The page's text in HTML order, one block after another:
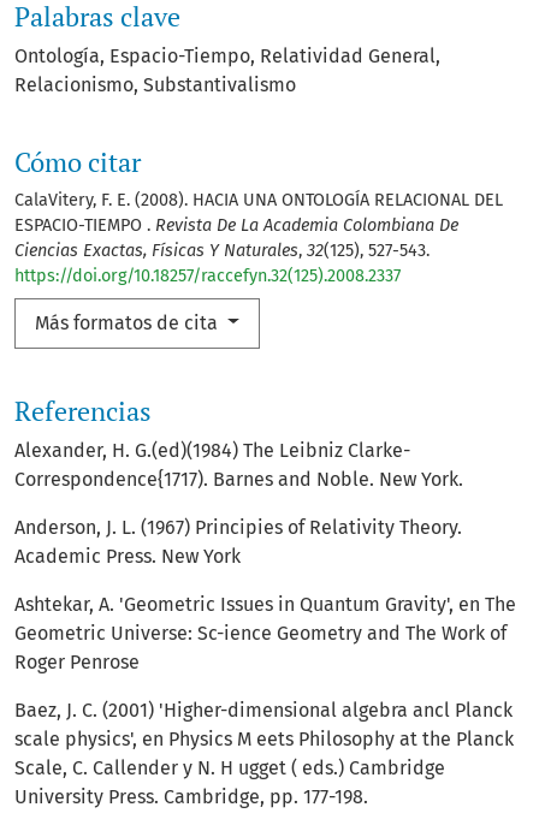
Palabras clave
Ontología Espacio-Tiempo Relatividad General
Relacionismo Subs­tantivalismo
Cómo citar
CalaVitery, F. E. (2008). HACIA UNA ONTOLOGÍA RELACIONAL DEL
ESPACIO-TIEMPO . Revista De La Academia Colombiana De
Ciencias Exactas, Físicas Y Naturales, 32(125), 527-543.
https://doi.org/10.18257/raccefyn.32(125).2008.2337
Más formatos de cita
Referencias
Alexander, H. G.(ed)(1984) The Leibniz Clarke­
Correspondence{1717). Barnes and Noble. New York.
Anderson, J. L. (1967) Principies of Relativity The­ory.
Academic Press. New York
Ashtekar, A. 'Geometric Issues in Quantum Grav­ity', en The
Geometric Universe: Sc-ience Geometry and The Work of
Roger Penrose
Baez, J. C. (2001) 'Higher-dimensional algebra ancl Planck
scale physics', en Physics M eets Philosophy at the Planck
Scale, C. Callender y N. H ugget ( eds.) Cambridge
University Press. Cambridge, pp. 177-198.